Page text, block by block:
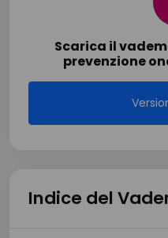
Scarica il
prevenzione
Indice del